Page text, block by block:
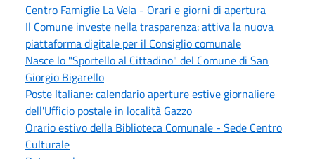
Centro Famiglie La Vela - Orari e giorni di apertura
Il Comune investe nella trasparenza: attiva la nuova
piattaforma digitale per il Consiglio comunale
Nasce lo "Sportello al Cittadino" del Comune di San
Giorgio Bigarello
Poste Italiane: calendario aperture estive giornaliere
dell'Ufficio postale in località Gazzo
Orario estivo della Biblioteca Comunale - Sede Centro
Culturale